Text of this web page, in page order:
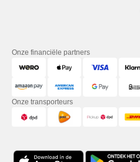
Onze financiële partners
Onze transporteurs